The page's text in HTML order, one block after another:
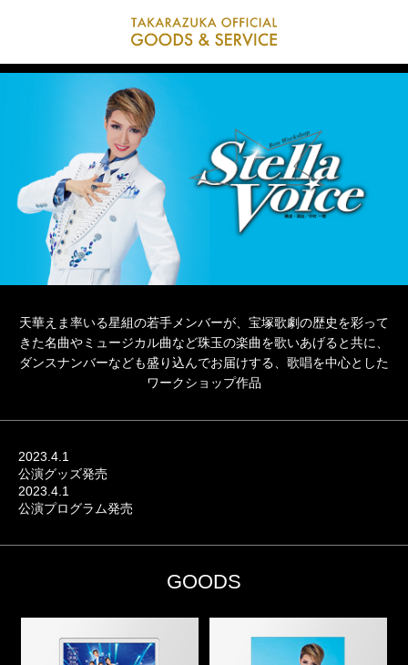
天華えま率いる星組の若手メンバーが、宝塚歌劇の歴史を彩って
きた名曲やミュージカル曲など珠玉の楽曲を歌いあげると共に、
ダンスナンバーなども盛り込んでお届けする、歌唱を中心とした
ワークショップ作品
2023.4.1
公演グッズ発売
2023.4.1
公演プログラム発売
GOODS